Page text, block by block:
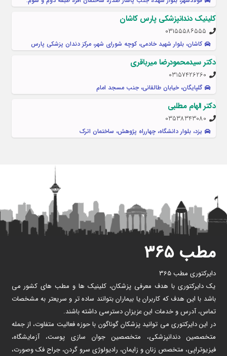
کلینیک دندانپزشکی پارس کاشان
۰۳۱۵۵۵۸۶۵۵۵
کاشان، بلوار شهید خادمی، کوچه شورای شهر، مرکز دندان پزشکی پارس
دکتر سیدمحمودرضا میرباقری
03157426260
گلپایگان، خیابان طالقانی، جنب مسجد امام
دکتر الهام مطلبی
03538343080
یزد، بلوار دانشگاه، چهارراه پژوهش، ساختمان اترک
مطب ۳۶۵
دایرکتوری مطب 365
یک دایرکتوری با هدف معرفی پزشکان، کلینیک ها و مطب های کشور می
باشد با این هدف که کاربران یا بیماران بتوانند ساده تر و سریعتر به مشخصات
تماس، آدرس و خدمات این عزیزان دسترسی داشته باشند.
در این دایرکتوری می توانید پزشکان گوناگون با حوزه فعالیت متفاوت، از جمله
متخصصین دندانپزشکی، متخصصین جوان سازی پوست، آزمایشگاه،
فیزیوتراپی، متخصص زنان و زایمان، رادیولوژی سرو گردن، جراح فک وصورت،